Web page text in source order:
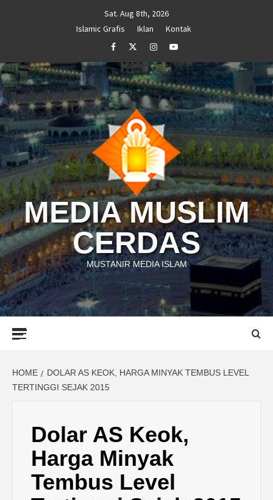
Sat. Aug 8th, 2026
Islamic Grafis
Iklan
Kontak
FacebookTwitterInstagramYoutube
MEDIA MUSLIM
CERDAS
MUSTANIR MEDIA ISLAM
HOME
DOLAR AS KEOK, HARGA MINYAK TEMBUS LEVEL
TERTINGGI SEJAK 2015
Dolar AS Keok,
Harga Minyak
Tembus Level